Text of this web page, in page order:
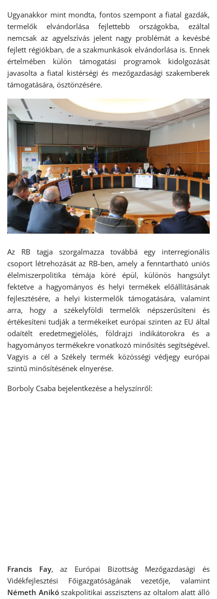
Ugyanakkor mint mondta, fontos szempont a fiatal gazdák,
termelők elvándorlása fejlettebb országokba, ezáltal
nemcsak az agyelszívás jelent nagy problémát a kevésbé
fejlett régiókban, de a szakmunkások elvándorlása is. Ennek
értelmében külön támogatási programok kidolgozását
javasolta a fiatal kistérségi és mezőgazdasági szakemberek
támogatására, ösztönzésére.
Az RB tagja szorgalmazza továbbá egy interregionális
csoport létrehozását az RB-ben, amely a fenntartható uniós
élelmiszerpolitika témája köré épül, különös hangsúlyt
fektetve a hagyományos és helyi termékek előállításának
fejlesztésére, a helyi kistermelők támogatására, valamint
arra, hogy a székelyföldi termelők népszerűsíteni és
értékesíteni tudják a termékeiket európai szinten az EU által
odaítélt eredetmegjelölés, földrajzi indikátorokra és a
hagyományos termékekre vonatkozó minősítés segítségével.
Vagyis a cél a Székely termék közösségi védjegy európai
szintű minősítésének elnyerése.
Borboly Csaba bejelentkezése a helyszínről:
Francis Fay, az Európai Bizottság Mezőgazdasági és
Vidékfejlesztési Főigazgatóságának vezetője, valamint
Németh Anikószakpolitikai asszisztens az oltalom alatt álló